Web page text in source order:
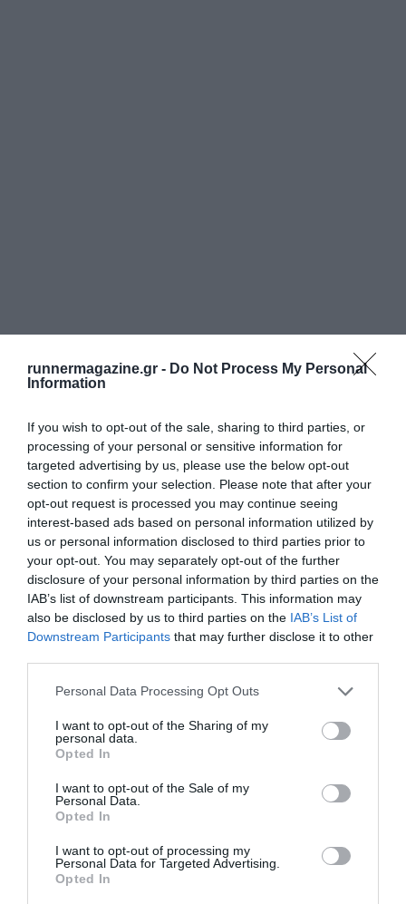
runnermagazine.gr - Do Not Process My Personal
Information
If you wish to opt-out of the sale, sharing to third parties, or
processing of your personal or sensitive information for
targeted advertising by us, please use the below opt-out
section to confirm your selection. Please note that after your
opt-out request is processed you may continue seeing
interest-based ads based on personal information utilized by
us or personal information disclosed to third parties prior to
your opt-out. You may separately opt-out of the further
disclosure of your personal information by third parties on the
IAB’s list of downstream participants. This information may
also be disclosed by us to third parties on the IAB’s List of
Downstream Participants that may further disclose it to other
Personal Data Processing Opt Outs
I want to opt-out of the Sharing of my
personal data.
Opted In
I want to opt-out of the Sale of my
Personal Data.
Opted In
I want to opt-out of processing my
Personal Data for Targeted Advertising.
Opted In